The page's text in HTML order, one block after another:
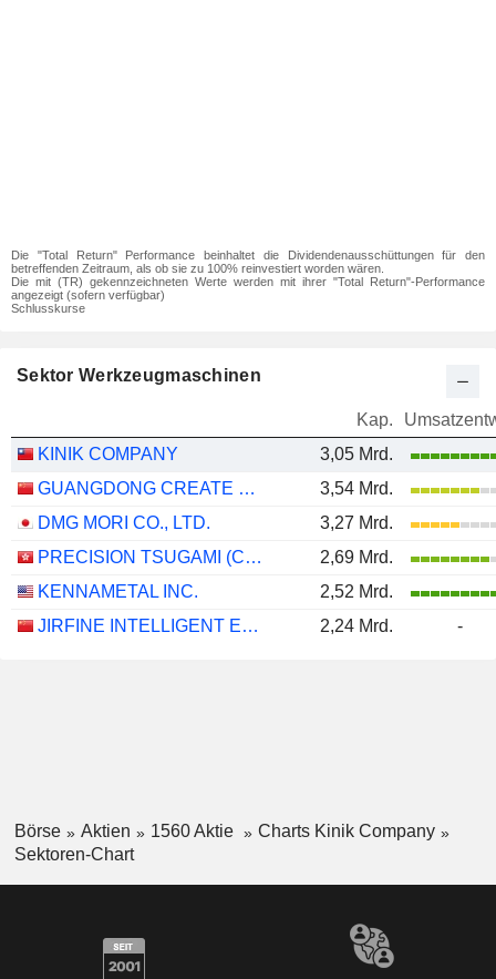
Die "Total Return" Performance beinhaltet die Dividendenausschüttungen für den
betreffenden Zeitraum, als ob sie zu 100% reinvestiert worden wären.
Die mit (TR) gekennzeichneten Werte werden mit ihrer "Total Return"-Performance
angezeigt (sofern verfügbar)
Schlusskurse
Sektor Werkzeugmaschinen
Kap.
KINIK COMPANY
3,05 Mrd.
GUANGDONG CREATE CENTURY INTELLIGENT EQUIPMENT GROUP CORPORATION LIMITED
3,54 Mrd.
DMG MORI CO., LTD.
3,27 Mrd.
PRECISION TSUGAMI (CHINA) CORPORATION LIMITED
2,69 Mrd.
KENNAMETAL INC.
2,52 Mrd.
JIRFINE INTELLIGENT EQUIPMENT CO., LTD.
2,24 Mrd. -
Börse Aktien 1560 Aktie
Charts Kinik Company
Sektoren-Chart